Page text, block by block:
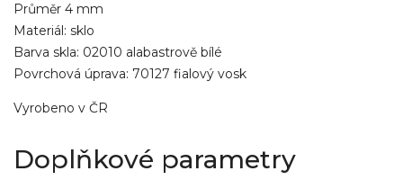
Průměr 4 mm
Materiál: sklo
Barva skla: 02010 alabastrově bílé
Povrchová úprava: 70127 fialový vosk
Vyrobeno v ČR
Doplňkové parametry